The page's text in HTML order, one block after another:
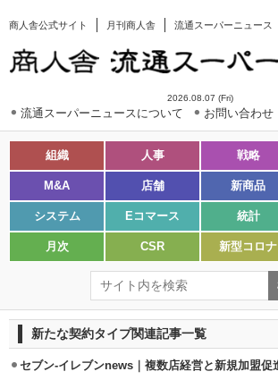
商人舎公式サイト 月刊商人舎 流通スーパーニュース
2026.08.07 (Fri)
流通スーパーニュースについて お問い合わせ
組織 人事 戦略
M&A 店舗 新商品
システム Eコマース 統計
月次 CSR 新型コロナ
新たな契約タイプ関連記事一覧